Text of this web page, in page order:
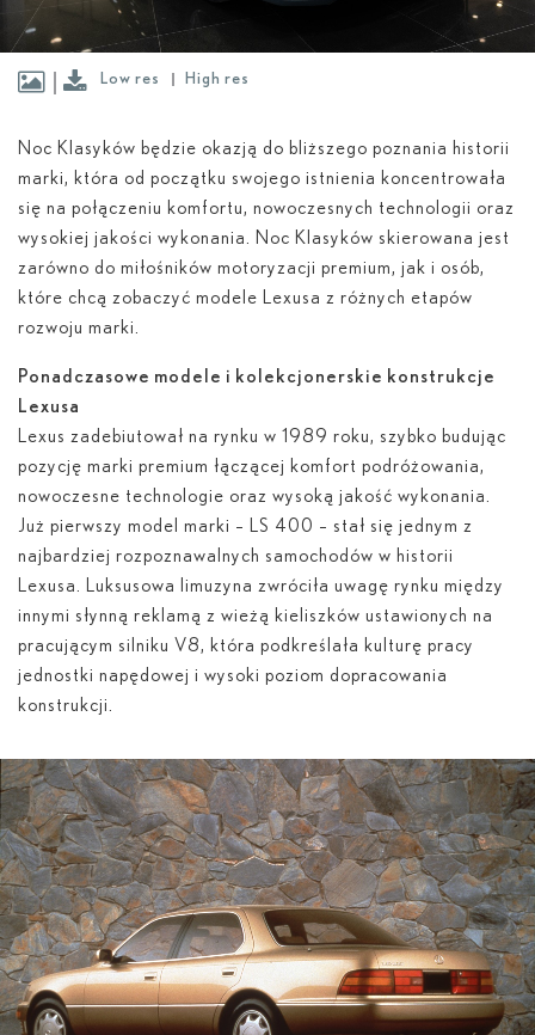
Low res High res
Noc Klasyków będzie okazją do bliższego poznania historii
marki, która od początku swojego istnienia koncentrowała
się na połączeniu komfortu, nowoczesnych technologii oraz
wysokiej jakości wykonania. Noc Klasyków skierowana jest
zarówno do miłośników motoryzacji premium, jak i osób,
które chcą zobaczyć modele Lexusa z różnych etapów
rozwoju marki.
Ponadczasowe modele i kolekcjonerskie konstrukcje
Lexusa
Lexus zadebiutował na rynku w 1989 roku, szybko budując
pozycję marki premium łączącej komfort podróżowania,
nowoczesne technologie oraz wysoką jakość wykonania.
Już pierwszy model marki – LS 400 – stał się jednym z
najbardziej rozpoznawalnych samochodów w historii
Lexusa. Luksusowa limuzyna zwróciła uwagę rynku między
innymi słynną reklamą z wieżą kieliszków ustawionych na
pracującym silniku V8, która podkreślała kulturę pracy
jednostki napędowej i wysoki poziom dopracowania
konstrukcji.